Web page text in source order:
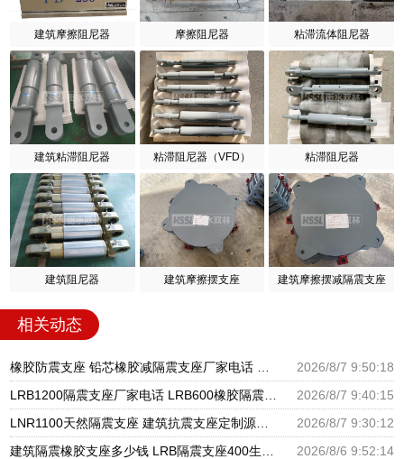
建筑摩擦阻尼器 摩擦阻尼器 粘滞流体阻尼器
建筑粘滞阻尼器 粘滞阻尼器（VFD） 粘滞阻尼器
建筑阻尼器 建筑摩擦摆支座 建筑摩擦摆减隔震支座
相关动态
2026/8/7 9:50:18
2026/8/7 9:40:15
2026/8/7 9:30:12
2026/8/6 9:52:14